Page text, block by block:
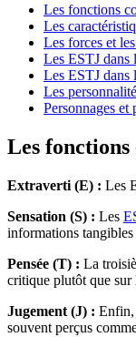
Les fonctions
Les
Les forces et
Les ESTJ dans
Les ESTJ dans
Les
Personnages et
Les
Extraverti (E) : Les
Sensation (S) : Les
informations tangibles
Pensée (T) : La
critique plutôt que sur
Jugement (J) : Enfin,
souvent perçus